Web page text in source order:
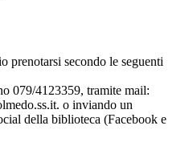
prenotarsi secondo le seguenti
079/4123359, tramite mail:
o inviando un
della biblioteca (Facebook e